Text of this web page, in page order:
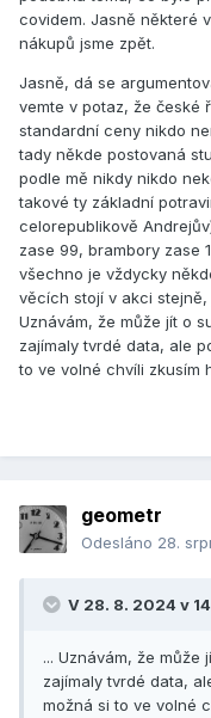
covidem. Jasně některé
nákupů jsme zpět.
Jasně, dá se
vemte v potaz, že české
standardní ceny nikdo
tady někde postovaná
podle mě nikdy nikdo
takové ty základní
celorepublikově
zase 99, brambory zase
všechno je vždycky
věcích stojí v akci
Uznávám, že může jít o
zajímaly tvrdé data, ale
to ve volné chvíli zkusím
geometr
Odesláno 28.
V 28. 8. 2024 v
... Uznávám, že může
zajímaly tvrdé data,
možná si to ve volné